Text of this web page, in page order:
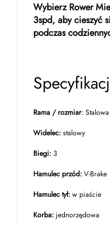
Wybierz Rower
3spd, aby cieszyć
podczas
Rama / rozmiar:
Widelec: stalowy
Biegi: 3
Hamulec przód: V-Brake
Hamulec tył: w piaście
Korba: jednorzędowa